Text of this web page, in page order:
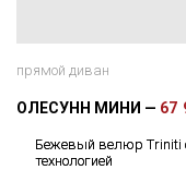
прямой диван
ОЛЕСУНН МИНИ 67
Бежевый велюр Triniti
технологией